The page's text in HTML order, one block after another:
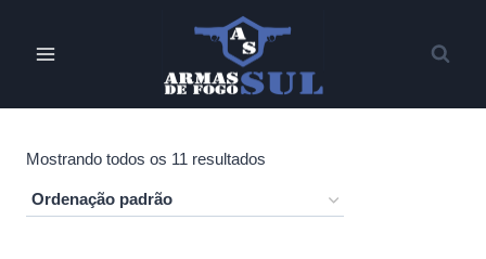
Mostrando todos os 11 resultados